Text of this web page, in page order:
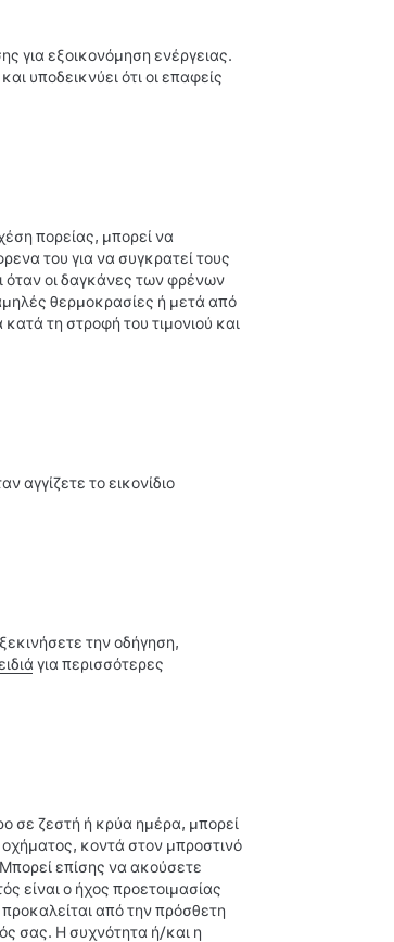
για εξοικονόμηση ενέργειας.
υποδεικνύει ότι οι επαφείς
πορείας, μπορεί να
του για να συγκρατεί τους
όταν οι δαγκάνες των φρένων
θερμοκρασίες ή μετά από
τη στροφή του τιμονιού και
αγγίζετε το εικονίδιο
την οδήγηση,
για περισσότερες
σε ζεστή ή κρύα ημέρα, μπορεί
κοντά στον μπροστινό
επίσης να ακούσετε
είναι ο ήχος προετοιμασίας
από την πρόσθετη
σας. Η συχνότητα ή/και η